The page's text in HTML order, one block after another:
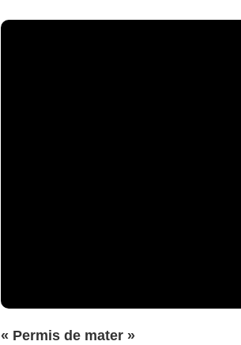
« Permis de mater »